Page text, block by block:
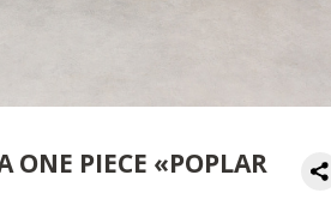
PIECE «POPLAR